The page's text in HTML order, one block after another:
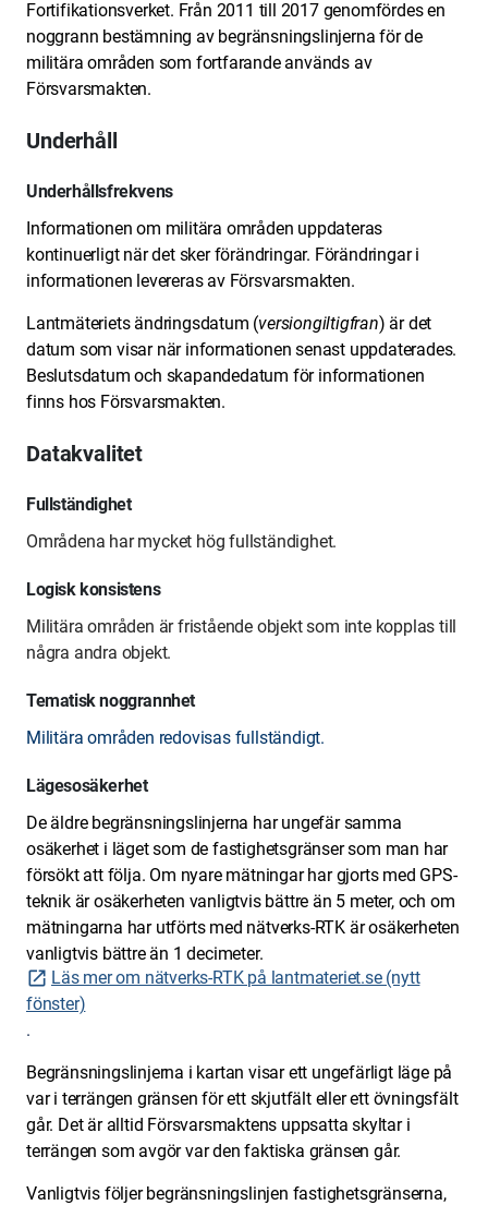
Fortifikationsverket. Från 2011 till 2017 genomfördes en
noggrann bestämning av begränsningslinjerna för de
militära områden som fortfarande används av
Försvarsmakten.
Underhåll
Underhållsfrekvens
Informationen om militära områden uppdateras
kontinuerligt när det sker förändringar. Förändringar i
informationen levereras av Försvarsmakten.
Lantmäteriets ändringsdatum (versiongiltigfran) är det
datum som visar när informationen senast uppdaterades.
Beslutsdatum och skapandedatum för informationen
finns hos Försvarsmakten.
Datakvalitet
Fullständighet
Områdena har mycket hög fullständighet.
Logisk konsistens
Militära områden är fristående objekt som inte kopplas till
några andra objekt.
Tematisk noggrannhet
Militära områden redovisas fullständigt.
Lägesosäkerhet
De äldre begränsningslinjerna har ungefär samma
osäkerhet i läget som de fastighetsgränser som man har
försökt att följa. Om nyare mätningar har gjorts med GPS-
teknik är osäkerheten vanligtvis bättre än 5 meter, och om
mätningarna har utförts med nätverks-RTK är osäkerheten
vanligtvis bättre än 1 decimeter.
Läs mer om nätverks-RTK på lantmateriet.se (nytt
fönster)
.
Begränsningslinjerna i kartan visar ett ungefärligt läge på
var i terrängen gränsen för ett skjutfält eller ett övningsfält
går. Det är alltid Försvarsmaktens uppsatta skyltar i
terrängen som avgör var den faktiska gränsen går.
Vanligtvis följer begränsningslinjen fastighetsgränserna,